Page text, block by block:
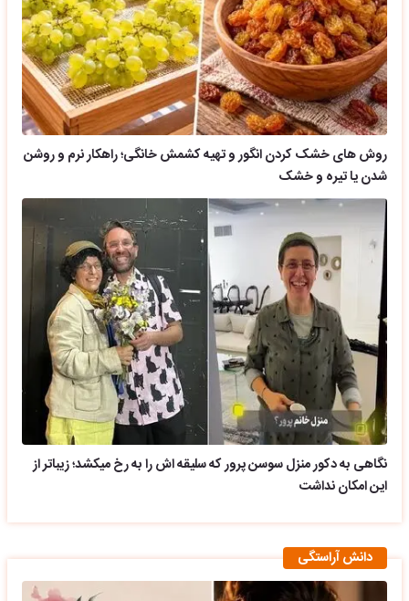
روش های خشک کردن انگور و تهیه کشمش خانگی؛ راهکار نرم و روشن
شدن یا تیره و خشک
نگاهی به دکور منزل سوسن پرور که سلیقه اش را به رخ میکشد؛ زیباتر از
این امکان نداشت
دانش آراستگی